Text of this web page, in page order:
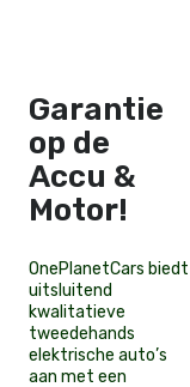
Garantie
op de
Accu &
Motor!
OnePlanetCars biedt
uitsluitend
kwalitatieve
tweedehands
elektrische auto’s
aan met een